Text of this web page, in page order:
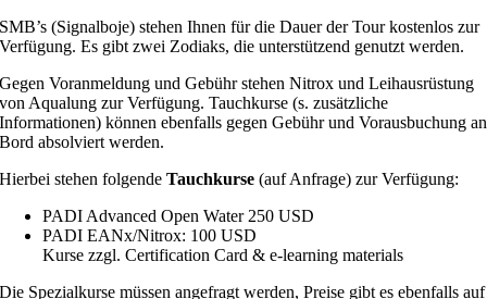
SMB’s (Signalboje) stehen Ihnen für die Dauer der Tour kostenlos zur
Verfügung. Es gibt zwei Zodiaks, die unterstützend genutzt werden.
Gegen Voranmeldung und Gebühr stehen Nitrox und Leihausrüstung
von Aqualung zur Verfügung. Tauchkurse (s. zusätzliche
Informationen) können ebenfalls gegen Gebühr und Vorausbuchung an
Bord absolviert werden.
Hierbei stehen folgendeTauchkurse (auf Anfrage) zur Verfügung:
PADI Advanced Open Water 250 USD
PADI EANx/Nitrox: 100 USD
Kurse zzgl. Certification Card & e-learning materials
Die Spezialkurse müssen angefragt werden, Preise gibt es ebenfalls auf